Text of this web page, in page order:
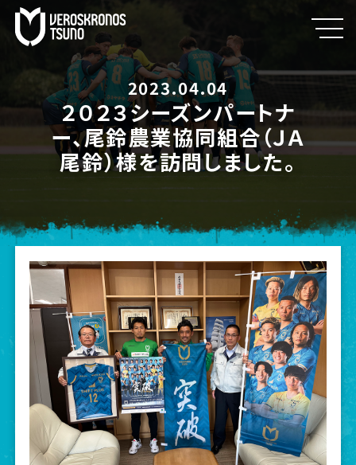
2023.04.04
２０２３シーズンパートナ
ー、尾鈴農業協同組合（ＪＡ
尾鈴）様を訪問しました。